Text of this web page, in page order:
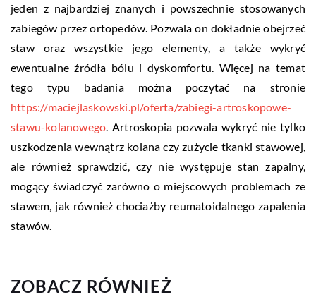
jeden z najbardziej znanych i powszechnie stosowanych
zabiegów przez ortopedów. Pozwala on dokładnie obejrzeć
staw oraz wszystkie jego elementy, a także wykryć
ewentualne źródła bólu i dyskomfortu. Więcej na temat
tego typu badania można poczytać na stronie
https://maciejlaskowski.pl/oferta/zabiegi-artroskopowe-
stawu-kolanowego . Artroskopia pozwala wykryć nie tylko
uszkodzenia wewnątrz kolana czy zużycie tkanki stawowej,
ale również sprawdzić, czy nie występuje stan zapalny,
mogący świadczyć zarówno o miejscowych problemach ze
stawem, jak również chociażby reumatoidalnego zapalenia
stawów.
ZOBACZ RÓWNIEŻ